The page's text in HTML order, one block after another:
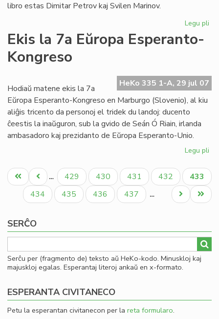
libro estas Dimitar Petrov kaj Svilen Marinov.
Legu pli
Ekis la 7a Eŭropa Esperanto-
Kongreso
HeKo 335 1-A, 29 jul 07
Hodiaŭ matene ekis la 7a
Eŭropa Esperanto-Kongreso en Marburgo (Slovenio), al kiu
aliĝis tricento da personoj el tridek du landoj: ducento
ĉeestis la inaŭguron, sub la gvido de Seán Ó Riain, irlanda
ambasadoro kaj prezidanto de Eŭropa Esperanto-Unio.
Legu pli
la
7a
Pagination
Unua
paĝo
Antaŭa
paĝo
… Paĝo
429 Paĝo
430 Paĝo
431 Paĝo
432
Aktuala
paĝo
433
Paĝo
434 Paĝo
435 Paĝo
436 Paĝo
437 …
Last
page
Next
page
SERĈO
Serĉu per (fragmento de) teksto aŭ HeKo-kodo. Minuskloj kaj
majuskloj egalas. Esperantaj literoj ankaŭ en x-formato.
ESPERANTA CIVITANECO
Petu la esperantan civitanecon per la reta formularo.